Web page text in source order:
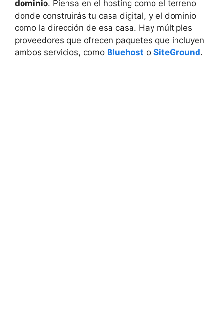
dominio. Piensa en el hosting como el terreno
donde construirás tu casa digital, y el dominio
como la dirección de esa casa. Hay múltiples
proveedores que ofrecen paquetes que incluyen
ambos servicios, como Bluehost o SiteGround.